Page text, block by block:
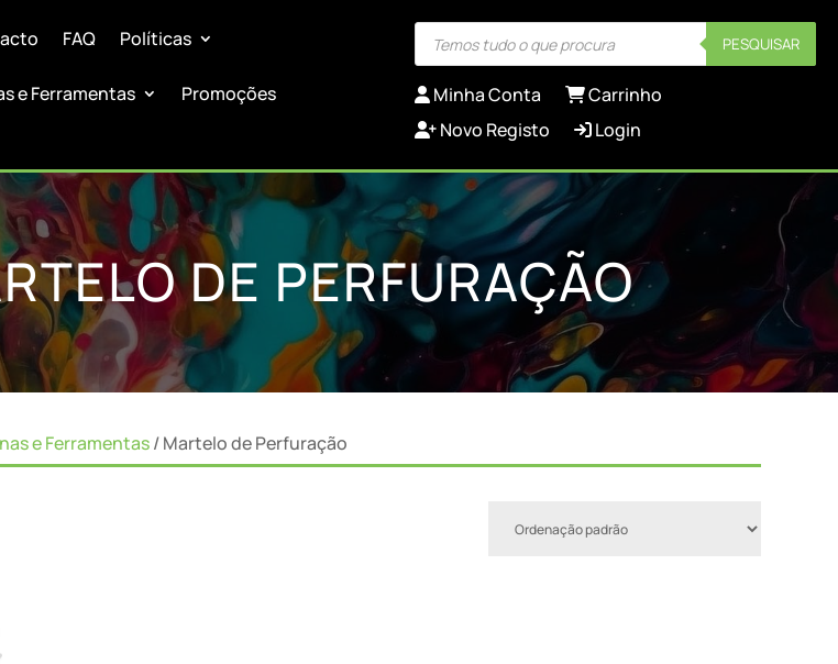
FAQ Políticas Products
search PESQUISAR
e Ferramentas
Promoções
Minha Conta
Carrinho
Novo Registo
Login
DE PERFURAÇÃO
e Ferramentas/ Martelo de Perfuração